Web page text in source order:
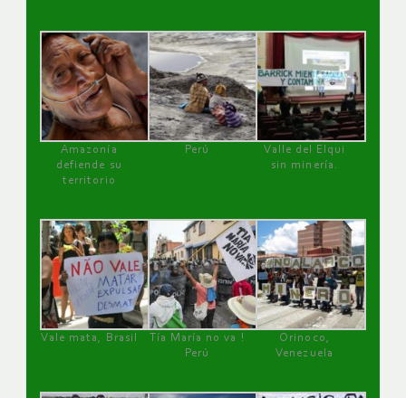
Amazonía
defiende su
territorio
Perú
Valle del Elqui
sin minería.
Vale mata, Brasil
Tía María no va !
Perú
Orinoco,
Venezuela